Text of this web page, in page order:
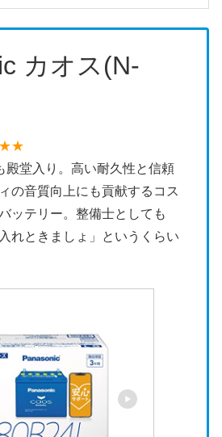
カオス(N-
殿堂入り。高い耐久性と信頼
の音質向上にも貢献するコス
ッテリー。整備士としても
れときましょ」というくらい